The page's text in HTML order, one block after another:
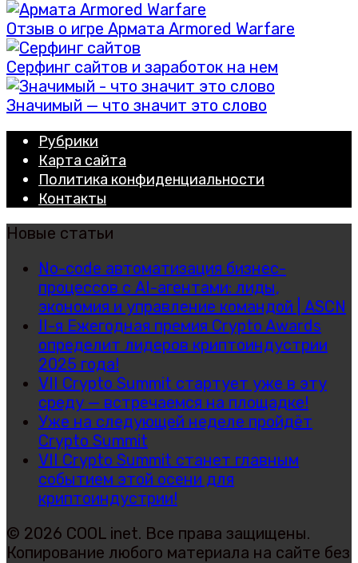
Отзыв о игре Армата Armored Warfare
Серфинг сайтов и заработок на нем
Значимый — что значит это слово
Рубрики
Карта сайта
Политика конфиденциальности
Контакты
Новые статьи
No-code автоматизация бизнес-
процессов с AI-агентами: лиды,
экономия и управление командой | ASCN
II-я Ежегодная премия Crypto Awards
определит лидеров криптоиндустрии
2025 года!
VII Crypto Summit стартует уже в эту
среду — встречаемся на площадке!
Уже на следующей неделе пройдёт
Crypto Summit
VII Crypto Summit станет главным
событием этой осени для
криптоиндустрии!
© 2026 COOL inet. Все права защищены.
Копирование любого материала на сайте без